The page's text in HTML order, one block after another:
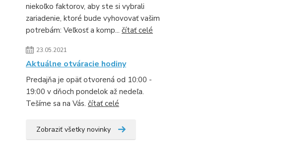
niekoľko faktorov, aby ste si vybrali
zariadenie, ktoré bude vyhovovať vašim
potrebám: Veľkosť a komp... čítať celé
23.05.2021
Aktuálne otváracie hodiny
Predajňa je opäť otvorená od 10:00 -
19:00 v dňoch pondelok až nedeľa.
Tešíme sa na Vás. čítať celé
Zobraziť všetky novinky